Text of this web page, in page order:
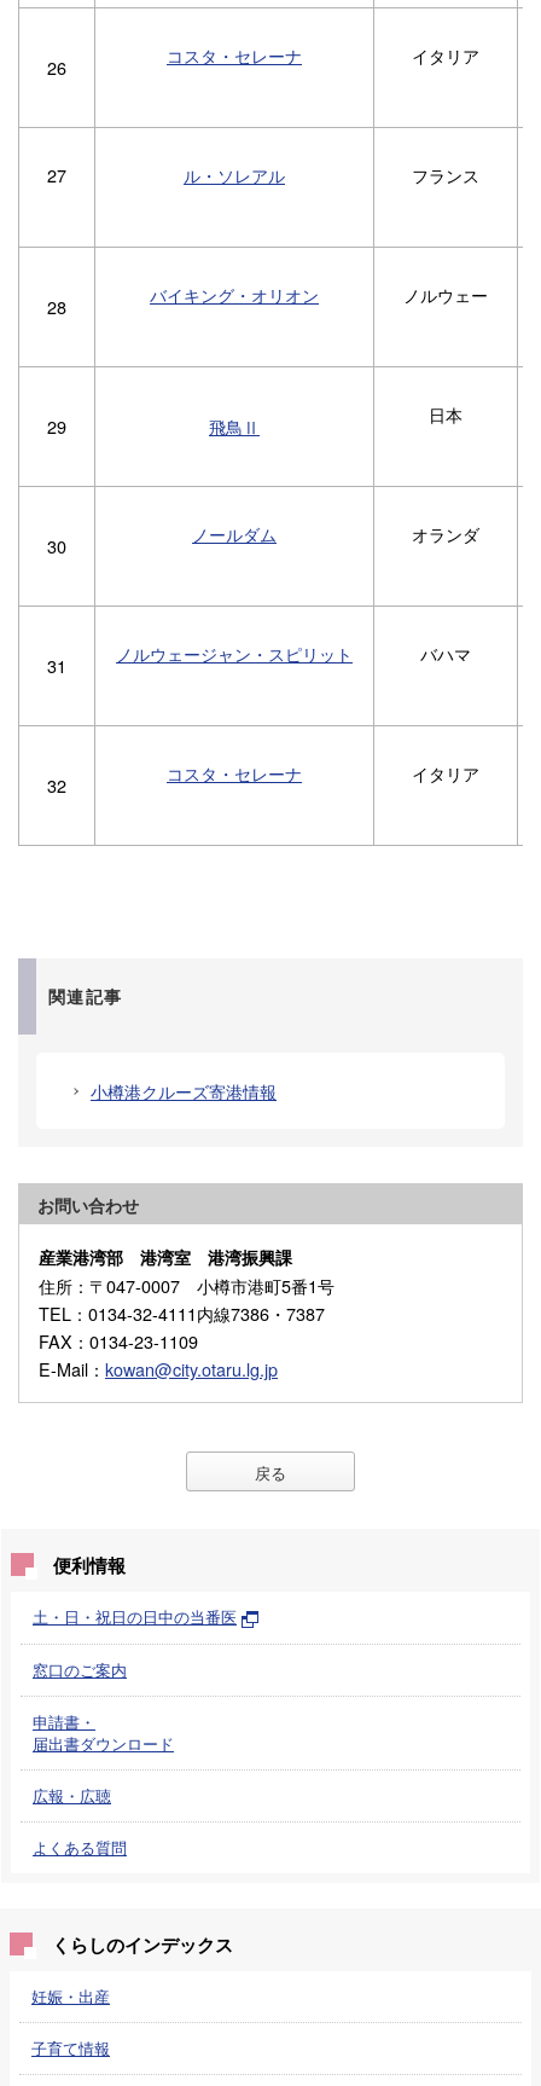
26 コスタ・セレーナ イタリア
27 ル・ソレアル フランス
28 バイキング・オリオン ノルウェー
29 飛鳥Ⅱ 日本
30 ノールダム オランダ
31 ノルウェージャン・スピリット バハマ
32 コスタ・セレーナ イタリア
関連記事
小樽港クルーズ寄港情報
お問い合わせ
産業港湾部 港湾室 港湾振興課
住所 ：〒047-0007 小樽市港町5番1号
TEL ：0134-32-4111内線7386・7387
FAX ：0134-23-1109
E-Mail ： kowan@city.otaru.lg.jp
戻る
便利情報
土・日・祝日の日中の当番医
窓口のご案内
申請書・
届出書ダウンロード
広報・広聴
よくある質問
くらしのインデックス
妊娠・出産
子育て情報